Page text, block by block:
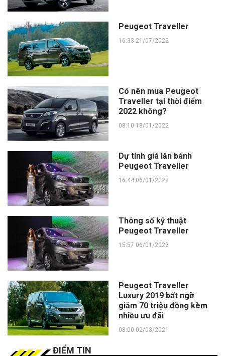
Peugeot Traveller
16:33 21/07/2022
Có nên mua Peugeot
Traveller tại thời điểm
2022 không?
08:10 18/01/2022
Dự tính giá lăn bánh
Peugeot Traveller
16:44 06/01/2022
Thông số kỹ thuật
Peugeot Traveller
15:57 06/01/2022
Peugeot Traveller
Luxury 2019 bất ngờ
giảm 70 triệu đồng kèm
nhiều ưu đãi
08:00 02/03/2021
ĐIỂM TIN